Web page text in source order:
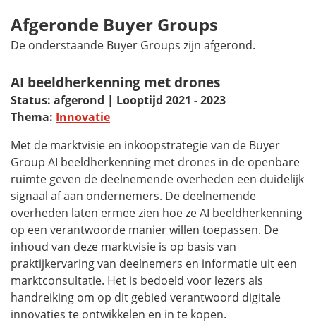
Afgeronde Buyer Groups
De onderstaande Buyer Groups zijn afgerond.
AI beeldherkenning met drones
Status: afgerond | Looptijd 2021 - 2023
Thema: Innovatie
Met de marktvisie en inkoopstrategie van de Buyer
Group AI beeldherkenning met drones in de openbare
ruimte geven de deelnemende overheden een duidelijk
signaal af aan ondernemers. De deelnemende
overheden laten ermee zien hoe ze AI beeldherkenning
op een verantwoorde manier willen toepassen. De
inhoud van deze marktvisie is op basis van
praktijkervaring van deelnemers en informatie uit een
marktconsultatie. Het is bedoeld voor lezers als
handreiking om op dit gebied verantwoord digitale
innovaties te ontwikkelen en in te kopen.